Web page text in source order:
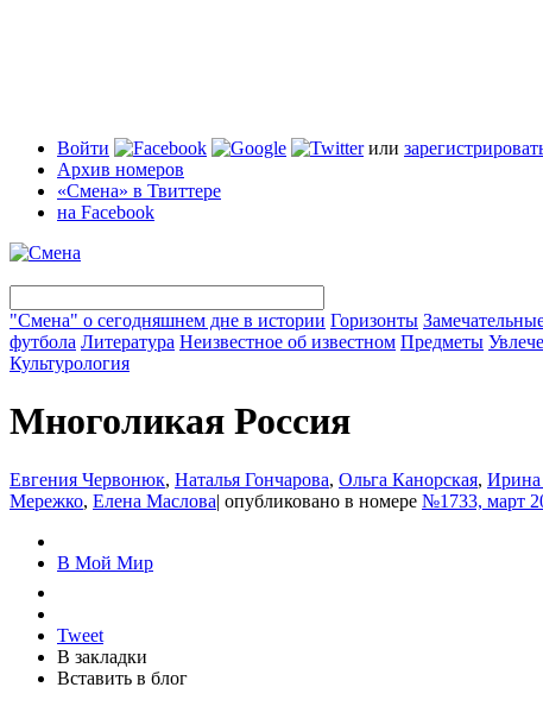
Войти или
Архив номеров
«Смена» в Твиттере
на Facebook
"Смена" о сегодняшнем дне в истории Горизонты
футбола Литература Неизвестное об известном Предметы
Культурология
Многоликая Россия
Евгения Червонюк, Наталья Гончарова, Ольга Канорская, Ирина
Мережко, Елена Маслова| опубликовано в номере №1733, март
В Мой Мир
Tweet
В закладки
Вставить в блог